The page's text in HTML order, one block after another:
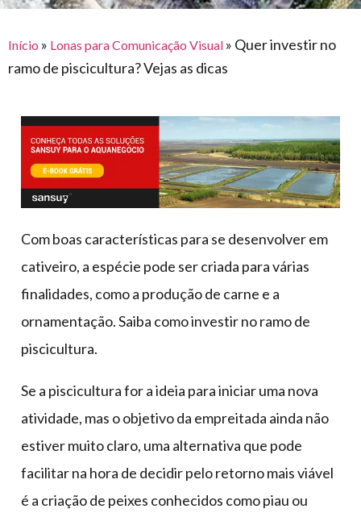
eventos
para
agronegócio
toldos
construção
civil
mercado
automotivo
móveis,
calçados,
epi's
multiúso
e logística
armazenagem
lonas
de
caminhoneiro
Início » Lonas para Comunicação Visual » Quer investir no
ramo de piscicultura? Vejas as dicas
Com boas características para se desenvolver em
cativeiro, a espécie pode ser criada para várias
finalidades, como a produção de carne e a
ornamentação. Saiba como investir no ramo de
piscicultura.
Se a piscicultura for a ideia para iniciar uma nova
atividade, mas o objetivo da empreitada ainda não
estiver muito claro, uma alternativa que pode
facilitar na hora de decidir pelo retorno mais viável
é a criação de peixes conhecidos como piau ou